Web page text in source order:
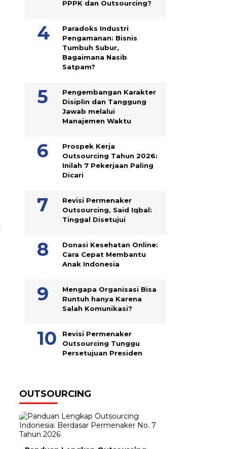
PPPK dan Outsourcing?
Paradoks Industri
Pengamanan: Bisnis
Tumbuh Subur,
Bagaimana Nasib
Satpam?
Pengembangan Karakter
Disiplin dan Tanggung
Jawab melalui
Manajemen Waktu
Prospek Kerja
Outsourcing Tahun 2026:
Inilah 7 Pekerjaan Paling
Dicari
Revisi Permenaker
Outsourcing, Said Iqbal:
Tinggal Disetujui
Donasi Kesehatan Online:
Cara Cepat Membantu
Anak Indonesia
Mengapa Organisasi Bisa
Runtuh hanya Karena
Salah Komunikasi?
Revisi Permenaker
Outsourcing Tunggu
Persetujuan Presiden
OUTSOURCING